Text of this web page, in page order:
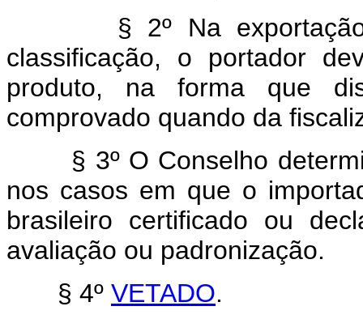
§ 2º Na exportação
classificação, o portador
produto, na forma que
comprovado quando da
§ 3º O Conselho
nos casos em que o
brasileiro certificado ou
avaliação ou padronização.
§ 4º VETADO.